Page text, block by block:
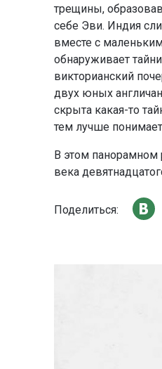
трещины,
себе Эви. Индия
вместе с
обнаруживает
викторианский
двух юных
скрыта какая-то
тем лучше
В этом панорамном
века
Поделиться: